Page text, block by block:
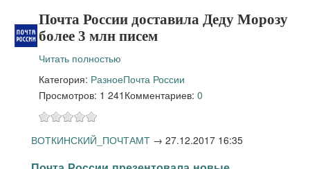
Почта России доставила Деду Морозу
более 3 млн писем
Читать полностью
Категория: РазноеПочта России
Просмотров: 1 241 Комментариев: 0
ВОТКИНСКИЙ_ПОЧТАМТ → 27.12.2017 16:35